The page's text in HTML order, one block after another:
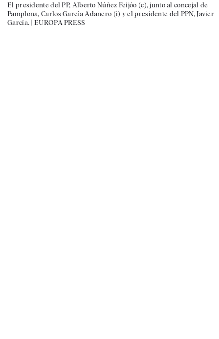
El presidente del PP, Alberto Núñez Feijóo (c), junto al concejal de
Pamplona, Carlos García Adanero (i) y el presidente del PPN, Javier
García. | EUROPA PRESS